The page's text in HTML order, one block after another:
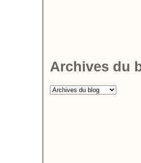
Archives du